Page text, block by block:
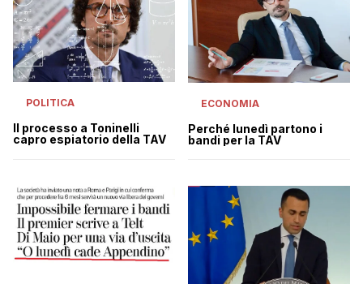
POLITICA
Il processo a Toninelli
capro espiatorio della TAV
ECONOMIA
Perché lunedì partono i
bandi per la TAV